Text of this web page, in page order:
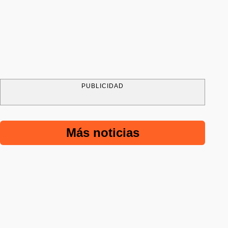
PUBLICIDAD
Más noticias